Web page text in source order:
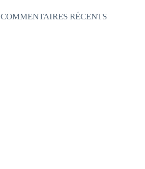
COMMENTAIRES RÉCENTS